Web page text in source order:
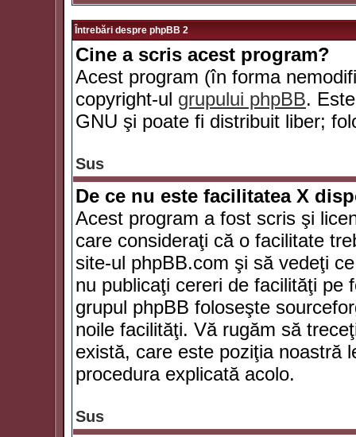
Întrebări despre phpBB 2
Cine a scris acest program?
Acest program (în forma
copyright-ul grupului phpBB.
GNU şi poate fi distribuit liber;
Sus
De ce nu este facilitatea X
Acest program a fost scris şi
care consideraţi că o facilitate
site-ul phpBB.com şi să vedeţi
nu publicaţi cereri de facilităţi pe
grupul phpBB foloseşte
noile facilităţi. Vă rugăm să
există, care este poziţia noastră
procedura explicată acolo.
Sus